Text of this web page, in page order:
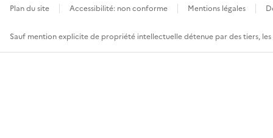
Plan du site Accessibilité: non conforme Mentions légales
Sauf mention explicite de propriété intellectuelle détenue par des tiers,